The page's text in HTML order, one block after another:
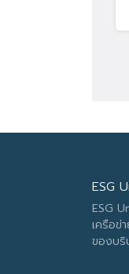
ESG
ESG
เครือข่
ของบริ